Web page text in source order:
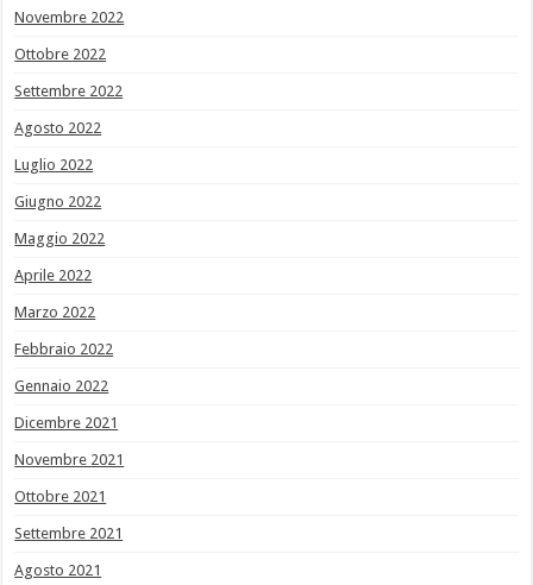
Novembre 2022
Ottobre 2022
Settembre 2022
Agosto 2022
Luglio 2022
Giugno 2022
Maggio 2022
Aprile 2022
Marzo 2022
Febbraio 2022
Gennaio 2022
Dicembre 2021
Novembre 2021
Ottobre 2021
Settembre 2021
Agosto 2021